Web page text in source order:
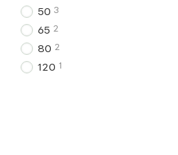
50 3
65 2
80 2
120 1